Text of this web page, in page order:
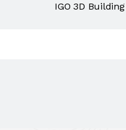
IGO 3D